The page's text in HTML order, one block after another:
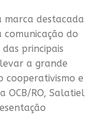
marca destacada
do
principais
levar a grande
cooperativismo e
OCB/RO, Salatiel